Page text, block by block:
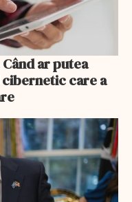
ar putea
care a